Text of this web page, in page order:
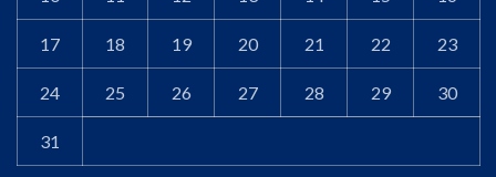
17 18 19 20 21 22 23
24 25 26 27 28 29 30
31